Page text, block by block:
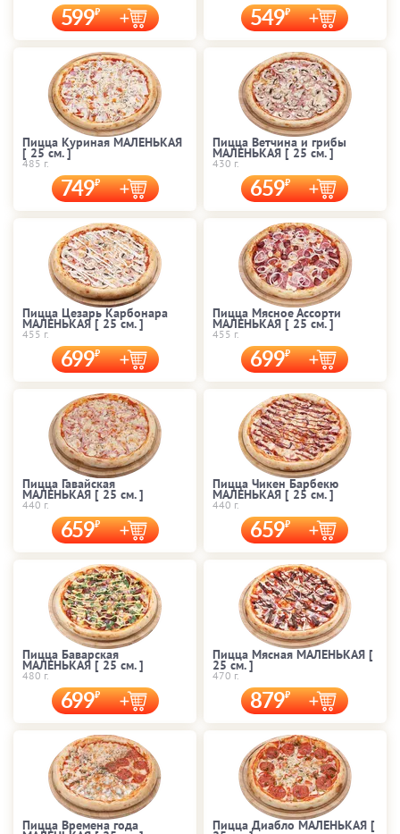
599 549
Пицца Куриная МАЛЕНЬКАЯ
[ 25 cм. ]
485 г.
749
Пицца Ветчина и грибы
МАЛЕНЬКАЯ [ 25 cм. ]
430 г.
659
Пицца Цезарь Карбонара
МАЛЕНЬКАЯ [ 25 cм. ]
455 г.
699
Пицца Мясное Ассорти
МАЛЕНЬКАЯ [ 25 cм. ]
455 г.
699
Пицца Гавайская
МАЛЕНЬКАЯ [ 25 cм. ]
440 г.
659
Пицца Чикен Барбекю
МАЛЕНЬКАЯ [ 25 cм. ]
440 г.
659
Пицца Баварская
МАЛЕНЬКАЯ [ 25 cм. ]
480 г.
699
Пицца Мясная МАЛЕНЬКАЯ [
25 cм. ]
470 г.
879
Пицца Времена года Пицца Диабло МАЛЕНЬКАЯ [